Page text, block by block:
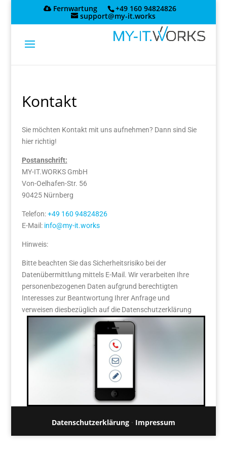
Fernwartung +49 160 94824826
support@my-it.works
Kontakt
Sie möchten Kontakt mit uns aufnehmen? Dann sind Sie
hier richtig!
Postanschrift:
MY-IT.WORKS GmbH
Von-Oelhafen-Str. 56
90425 Nürnberg
Telefon:+49 160 94824826
E-Mail: info@my-it.works
Hinweis:
Bitte beachten Sie das Sicherheitsrisiko bei der
Datenübermittlung mittels E-Mail. Wir verarbeiten Ihre
personenbezogenen Daten aufgrund berechtigten
Interesses zur Beantwortung Ihrer Anfrage und
verweisen diesbezüglich auf die Datenschutzerklärung
Datenschutzerklärung· Impressum